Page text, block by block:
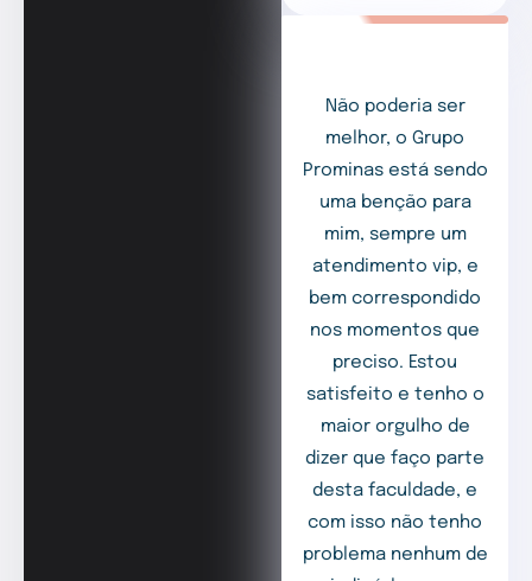
Não poderia ser
melhor, o Grupo
Prominas está sendo
uma benção para
mim, sempre um
atendimento vip, e
bem correspondido
nos momentos que
preciso. Estou
satisfeito e tenho o
maior orgulho de
dizer que faço parte
desta faculdade, e
com isso não tenho
problema nenhum de